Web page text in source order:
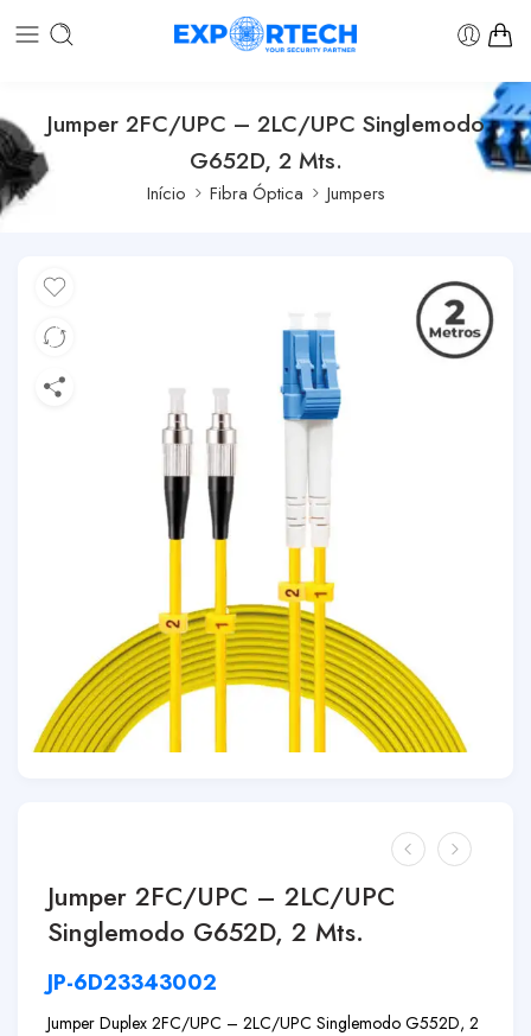
Jumper 2FC/UPC – 2LC/UPC Singlemodo
G652D, 2 Mts.
Início Fibra Óptica Jumpers
Jumper 2FC/UPC – 2LC/UPC
Singlemodo G652D, 2 Mts.
JP-6D23343002
Jumper Duplex 2FC/UPC – 2LC/UPC Singlemodo G552D, 2